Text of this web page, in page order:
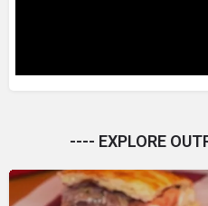
---- EXPLORE